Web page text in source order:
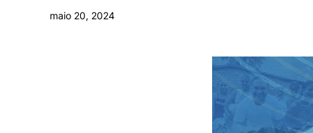
maio 20, 2024